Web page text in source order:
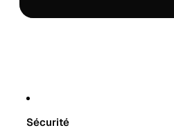
Sécurité